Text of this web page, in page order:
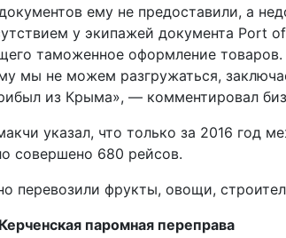
ему не предоставили, а
у экипажей документа Port
таможенное оформление товаров.
мы не можем разгружаться,
из Крыма», — комментировал
указал, что только за 2016 год
совершено 680 рейсов.
перевозили фрукты, овощи,
паромная переправа